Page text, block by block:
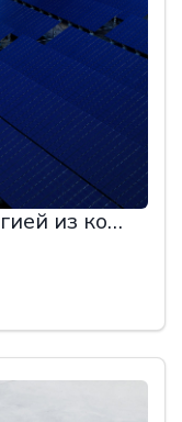
Гонка за солнечной энергией из космоса